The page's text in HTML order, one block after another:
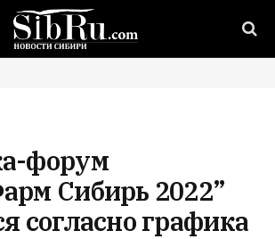
форум
Сибирь 2022”
согласно графика